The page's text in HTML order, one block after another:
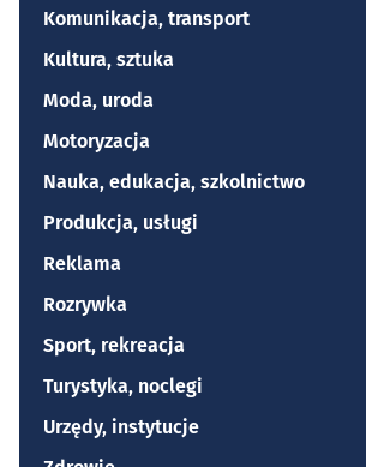
Komunikacja, transport
Kultura, sztuka
Moda, uroda
Motoryzacja
Nauka, edukacja, szkolnictwo
Produkcja, usługi
Reklama
Rozrywka
Sport, rekreacja
Turystyka, noclegi
Urzędy, instytucje